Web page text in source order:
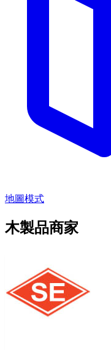
地圖模式
木製品商家